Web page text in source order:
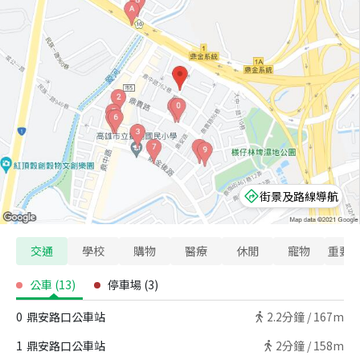
街景及路線導航
交通 學校 購物 醫療 休閒 寵物 重要
公車 (13) 停車場 (3)
0 鼎安路口公車站 2.2分鐘 / 167m
1 鼎安路口公車站 2分鐘 / 158m